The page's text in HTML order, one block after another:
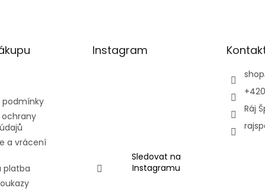
a vrácení
platba
Instagram
Sledovat na
Instagramu
shop
Ráj